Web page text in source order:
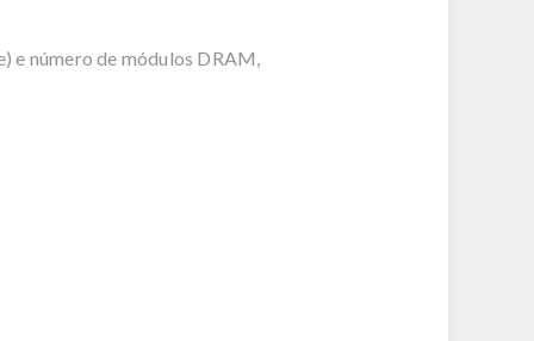
e número de módulos DRAM,